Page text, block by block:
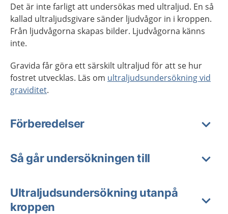
Det är inte farligt att undersökas med ultraljud. En så
kallad ultraljudsgivare sänder ljudvågor in i kroppen.
Från ljudvågorna skapas bilder. Ljudvågorna känns
inte.
Gravida får göra ett särskilt ultraljud för att se hur
fostret utvecklas. Läs om ultraljudsundersökning vid
graviditet.
Förberedelser
Så går undersökningen till
Ultraljudsundersökning utanpå
kroppen